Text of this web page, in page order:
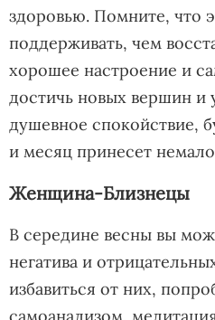
здоровью. Помните, что
поддерживать, чем
хорошее настроение и
достичь новых вершин и
душевное спокойствие,
и месяц принесет
Женщина-Близнецы
В середине весны вы
негатива и
избавиться от них,